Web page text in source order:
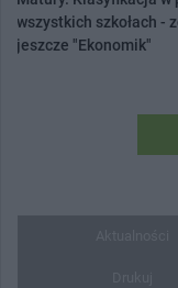
wszystkich szkołach -
jeszcze "Ekonomik"